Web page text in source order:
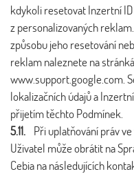
kdykoli resetovat Inzertní
z personalizovaných
způsobu jeho resetování
reklam naleznete na
www.support.google.com.
lokalizačních údajů a
přijetím těchto Podmínek.
5.11. Při uplatňování práv
Uživatel může obrátit na
Cebia na následujících